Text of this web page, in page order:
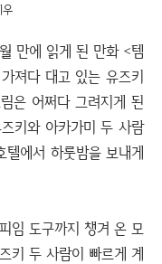
만에 읽게 된 만화 <템
져다 대고 있는 유즈키
은 어쩌다 그려지게 된
키와 아카가미 두 사람
에서 하룻밤을 보내게
임 도구까지 챙겨 온 모
키 두 사람이 빠르게 계